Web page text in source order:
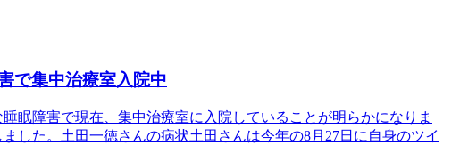
で集中治療室入院中
眠障害で現在、集中治療室に入院していることが明らかになりま
した。土田一徳さんの病状土田さんは今年の8月27日に自身のツイ